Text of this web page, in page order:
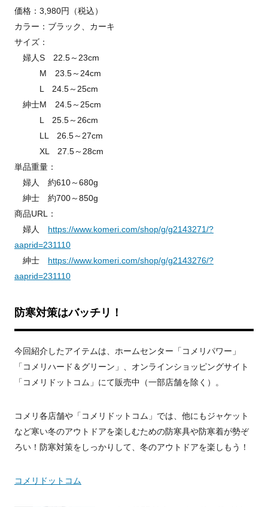
価格：3,980円（税込）
カラー：ブラック、カーキ
サイズ：
婦人S 22.5～23cm
M 23.5～24cm
L 24.5～25cm
紳士M 24.5～25cm
L 25.5～26cm
LL 26.5～27cm
XL 27.5～28cm
単品重量：
婦人 約610～680g
紳士 約700～850g
商品URL：
婦人 https://www.komeri.com/shop/g/g2143271/?
aaprid=231110
紳士 https://www.komeri.com/shop/g/g2143276/?
aaprid=231110
防寒対策はバッチリ！
今回紹介したアイテムは、ホームセンター「コメリパワー」
「コメリハード＆グリーン」、オンラインショッピングサイト
「コメリドットコム」にて販売中（一部店舗を除く）。
コメリ各店舗や「コメリドットコム」では、他にもジャケット
など寒い冬のアウトドアを楽しむための防寒具や防寒着が勢ぞ
ろい！防寒対策をしっかりして、冬のアウトドアを楽しもう！
コメリドットコム